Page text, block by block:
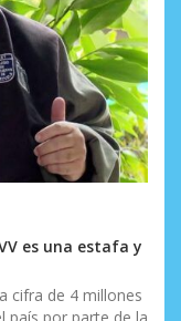
es una estafa y
cifra de 4 millones